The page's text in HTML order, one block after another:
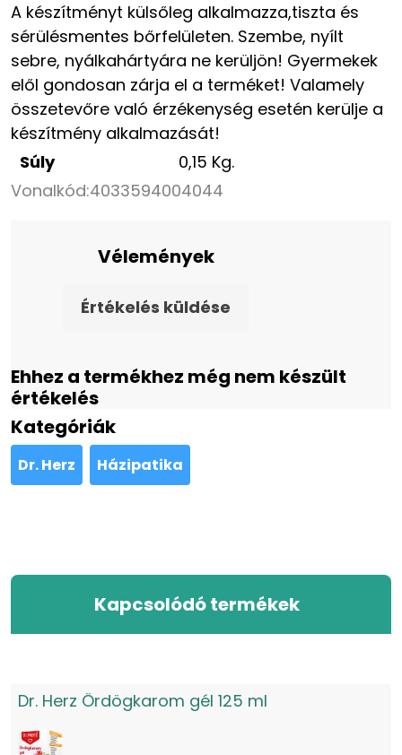
A készítményt külsőleg alkalmazza,tiszta és
sérülésmentes bőrfelületen. Szembe, nyílt
sebre, nyálkahártyára ne kerüljön! Gyermekek
elől gondosan zárja el a terméket! Valamely
összetevőre való érzékenység esetén kerülje a
készítmény alkalmazását!
Súly
0,15 Kg.
Vonalkód:4033594004044
Vélemények
Értékelés küldése
Ehhez a termékhez még nem készült
értékelés
Kategóriák
Dr. Herz Házipatika
Kapcsolódó termékek
Dr. Herz Ördögkarom gél 125 ml